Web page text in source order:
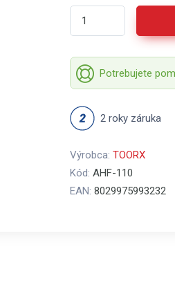
Potrebujete
2 roky záruka
Výrobca: TOORX
Kód: AHF-110
EAN: 8029975993232